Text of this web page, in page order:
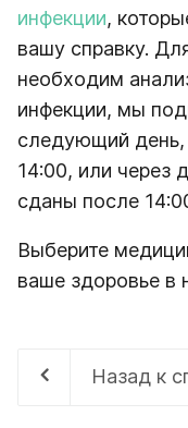
инфекции,
вашу справку.
необходим
инфекции, мы
следующий
14:00, или через
сданы после
Выберите
ваше здоровье в
Назад к